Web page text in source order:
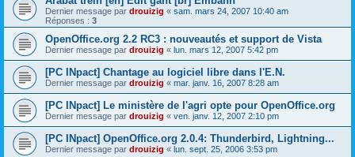
Dernier message par drouizig « sam. mars 24, 2007 10:40 am
Réponses : 3
OpenOffice.org 2.2 RC3 : nouveautés et support de Vista
Dernier message par drouizig « lun. mars 12, 2007 5:42 pm
[PC INpact] Chantage au logiciel libre dans l'E.N.
Dernier message par drouizig « mar. janv. 16, 2007 8:28 am
[PC INpact] Le ministère de l'agri opte pour OpenOffice.org
Dernier message par drouizig « ven. janv. 12, 2007 2:10 pm
[PC INpact] OpenOffice.org 2.0.4: Thunderbird, Lightning...
Dernier message par drouizig « lun. sept. 25, 2006 3:53 pm